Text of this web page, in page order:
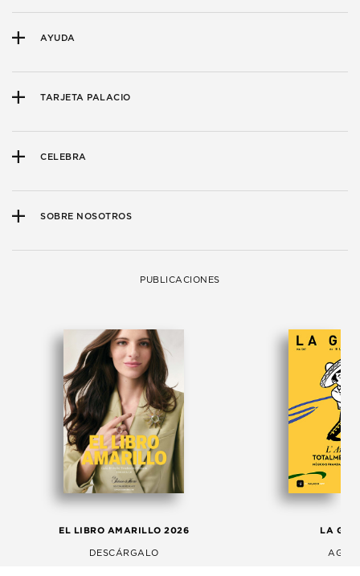
AYUDA
TARJETA PALACIO
CELEBRA
SOBRE NOSOTROS
PUBLICACIONES
EL LIBRO AMARILLO 2026
DESCÁRGALO
LA